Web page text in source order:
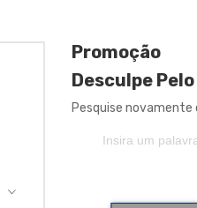
Promoção
Desculpe
Pesquise novamente